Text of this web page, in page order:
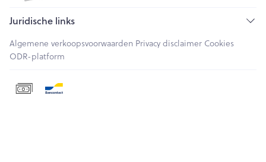
Juridische links
Algemene verkoopsvoorwaarden Privacy disclaimer Cookies
ODR-platform